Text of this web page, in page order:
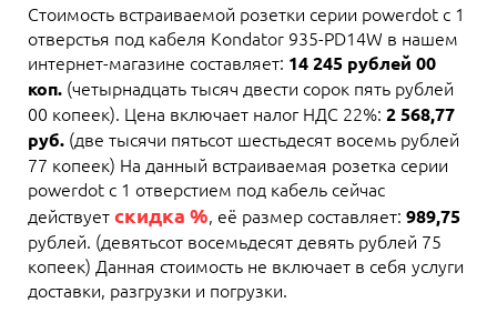
Стоимость встраиваемой розетки серии powerdot с 1
отверстья под кабеля Kondator 935-PD14W в нашем
интернет-магазине составляет: 14 245 рублей 00
коп. (четырнадцать тысяч двести сорок пять рублей
00 копеек). Цена включает налог НДС 22%: 2 568,77
руб. (две тысячи пятьсот шестьдесят восемь рублей
77 копеек) На данный встраиваемая розетка серии
powerdot с 1 отверстием под кабель сейчас
действуетскидка %, её размер составляет: 989,75
рублей. (девятьсот восемьдесят девять рублей 75
копеек) Данная стоимость не включает в себя услуги
доставки, разгрузки и погрузки.